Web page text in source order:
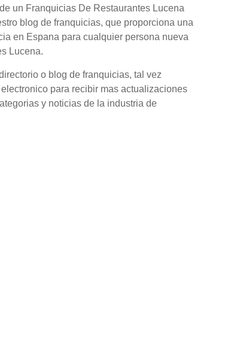
un Franquicias De Restaurantes Lucena
blog de franquicias, que proporciona una
en Espana para cualquier persona nueva
Lucena.
o blog de franquicias, tal vez
para recibir mas actualizaciones
y noticias de la industria de